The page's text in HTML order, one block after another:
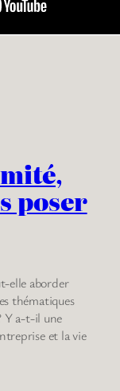
poser
elle aborder
thématiques
Y a-t-il une
et la vie